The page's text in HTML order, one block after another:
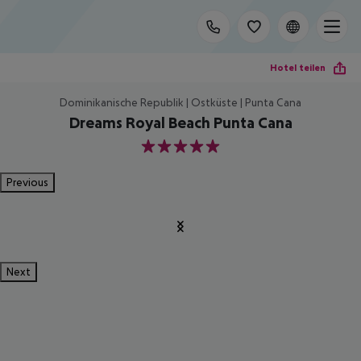
Hotel teilen
Dominikanische Republik | Ostküste | Punta Cana
Dreams Royal Beach Punta Cana
5
Previous
Next